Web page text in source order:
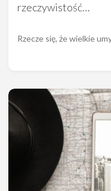
rzeczywistość…
Rzecze się, że wielkie